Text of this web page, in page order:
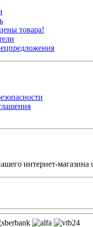
товара!
интернет-магазина